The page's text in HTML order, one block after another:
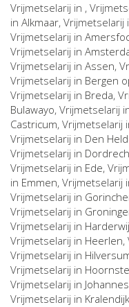
Vrijmetselarij in ,
in Alkmaar, Vrijmetselarij
Vrijmetselarij in
Vrijmetselarij in
Vrijmetselarij in Assen,
Vrijmetselarij in Bergen
Vrijmetselarij in Breda,
Bulawayo, Vrijmetselarij
Castricum, Vrijmetselarij
Vrijmetselarij in Den
Vrijmetselarij in
Vrijmetselarij in Ede,
in Emmen, Vrijmetselarij
Vrijmetselarij in
Vrijmetselarij in
Vrijmetselarij in
Vrijmetselarij in Heerlen,
Vrijmetselarij in
Vrijmetselarij in
Vrijmetselarij in
Vrijmetselarij in